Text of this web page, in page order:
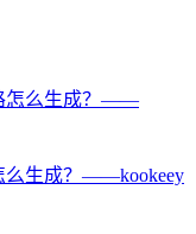
么生成？——kookeey